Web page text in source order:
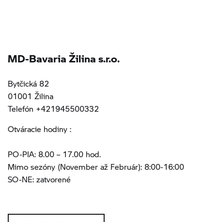
MD-Bavaria Žilina s.r.o.
Bytčická 82
01001 Žilina
Telefón +421945500332
Otváracie hodiny :
PO-PIA: 8.00 – 17.00 hod.
Mimo sezóny (November až Február): 8:00-16:00
SO-NE: zatvorené